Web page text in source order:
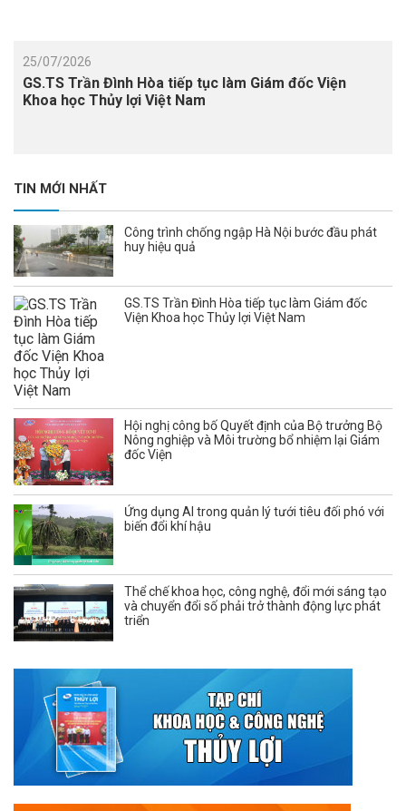
25/07/2026
GS.TS Trần Đình Hòa tiếp tục làm Giám đốc Viện
Khoa học Thủy lợi Việt Nam
TIN MỚI NHẤT
Công trình chống ngập Hà Nội bước đầu phát
huy hiệu quả
GS.TS Trần Đình Hòa tiếp tục làm Giám đốc
Viện Khoa học Thủy lợi Việt Nam
Hội nghị công bố Quyết định của Bộ trưởng Bộ
Nông nghiệp và Môi trường bổ nhiệm lại Giám
đốc Viện
Ứng dụng AI trong quản lý tưới tiêu đối phó với
biến đổi khí hậu
Thể chế khoa học, công nghệ, đổi mới sáng tạo
và chuyển đổi số phải trở thành động lực phát
triển